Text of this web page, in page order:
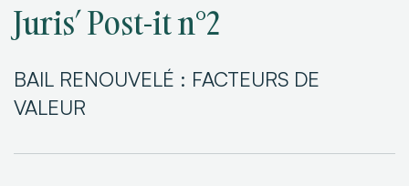
Juris’ Post-it n°2
BAIL RENOUVELÉ : FACTEURS DE
VALEUR